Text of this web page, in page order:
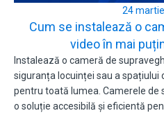
24
Cum se instalează o
video în mai
Instalează o cameră de
siguranța locuinței sau a spațiului
pentru toată lumea. Camerele de
o soluție accesibilă și eficientă